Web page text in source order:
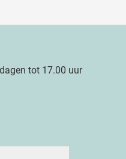
tot 17.00 uur